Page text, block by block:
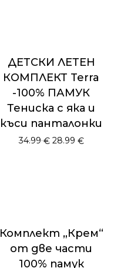
ДЕТСКИ ЛЕТЕН
КОМПЛЕКТ Terra
-100% ПАМУК
Тениска с яка и
къси панталонки
34.99€ Original
28.99 €
Комплект „Крем“
от две части
100% памук